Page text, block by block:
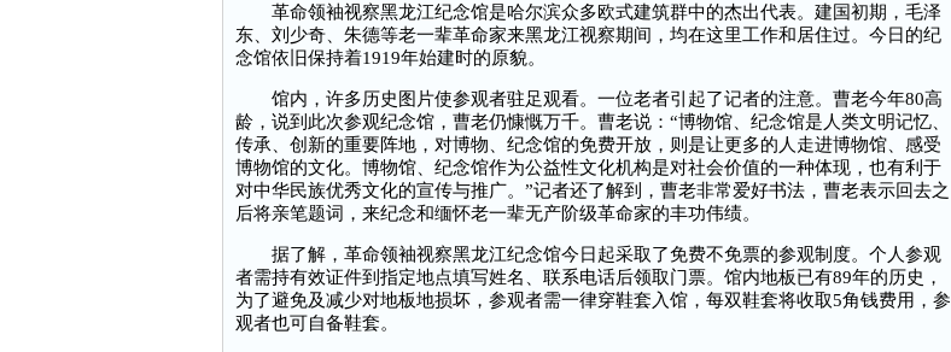
革命领袖视察黑龙江纪念馆是哈尔滨众多欧式建筑群中的杰出代表。建国初期，毛泽
东、刘少奇、朱德等老一辈革命家来黑龙江视察期间，均在这里工作和居住过。今日的纪
念馆依旧保持着1919年始建时的原貌。
馆内，许多历史图片使参观者驻足观看。一位老者引起了记者的注意。曹老今年80高
龄，说到此次参观纪念馆，曹老仍慷慨万千。曹老说：“博物馆、纪念馆是人类文明记忆、
传承、创新的重要阵地，对博物、纪念馆的免费开放，则是让更多的人走进博物馆、感受
博物馆的文化。博物馆、纪念馆作为公益性文化机构是对社会价值的一种体现，也有利于
对中华民族优秀文化的宣传与推广。”记者还了解到，曹老非常爱好书法，曹老表示回去之
后将亲笔题词，来纪念和缅怀老一辈无产阶级革命家的丰功伟绩。
据了解，革命领袖视察黑龙江纪念馆今日起采取了免费不免票的参观制度。个人参观
者需持有效证件到指定地点填写姓名、联系电话后领取门票。馆内地板已有89年的历史，
为了避免及减少对地板地损坏，参观者需一律穿鞋套入馆，每双鞋套将收取5角钱费用，参
观者也可自备鞋套。